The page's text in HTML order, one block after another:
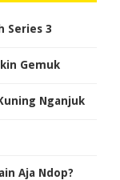
Series 3
Gemuk
Nganjuk
Aja Ndop?